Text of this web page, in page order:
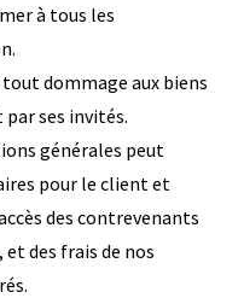
à tous les
dommage aux biens
par ses invités.
générales peut
pour le client et
des contrevenants
des frais de nos